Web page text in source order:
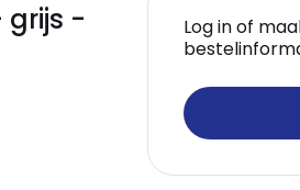
grijs -
Log in of